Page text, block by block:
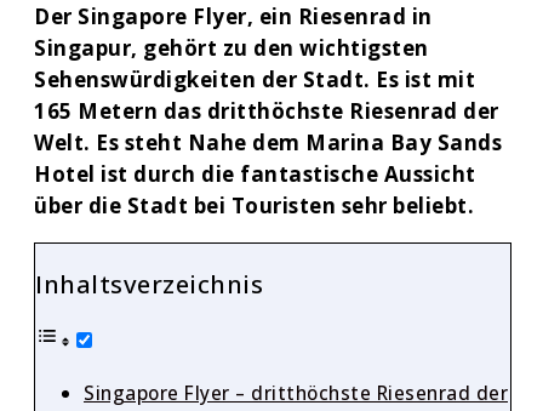
Der Singapore Flyer, ein Riesenrad in
Singapur, gehört zu den wichtigsten
Sehenswürdigkeiten der Stadt. Es ist mit
165 Metern das dritthöchste Riesenrad der
Welt. Es steht Nahe dem Marina Bay Sands
Hotel ist durch die fantastische Aussicht
über die Stadt bei Touristen sehr beliebt.
Inhaltsverzeichnis
Singapore Flyer – dritthöchste Riesenrad der